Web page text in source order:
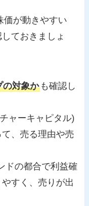
価が動きやすい
ておきましょ
の対象か も確認し
ャーキャピタル)
、売る理由や売
ドの都合で利益確
すく、売りが出